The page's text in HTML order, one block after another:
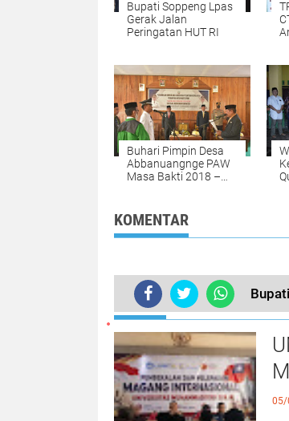
Bupati Soppeng Lpas
Gerak Jalan
Peringatan HUT RI
Buhari Pimpin Desa
Abbanuangnge PAW
Masa Bakti 2018 –
KOMENTAR
TERKINI
05/